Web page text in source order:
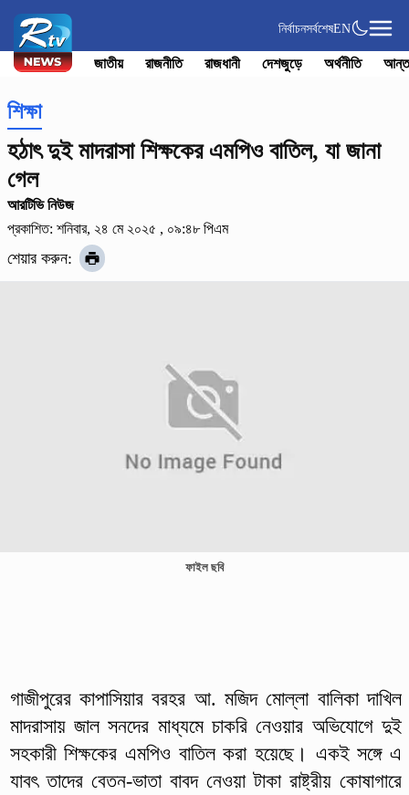
নির্বাচনসর্বশেষEN
জাতীয় রাজনীতি রাজধানী দেশজুড়ে অর্থনীতি
শিক্ষা
হঠাৎ দুই মাদরাসা শিক্ষকের এমপিও বাতিল, যা জানা
গেল
আরটিভি নিউজ
প্রকাশিত: শনিবার, ২৪ মে ২০২৫ , ০৯:৪৮ পিএম
শেয়ার করুন:
ফাইল ছবি
গাজীপুরের কাপাসিয়ার বরহর আ. মজিদ মোল্লা বালিকা দাখিল
মাদরাসায় জাল সনদের মাধ্যমে চাকরি নেওয়ার অভিযোগে দুই
সহকারী শিক্ষকের এমপিও বাতিল করা হয়েছে। একই সঙ্গে এ
যাবৎ তাদের বেতন-ভাতা বাবদ নেওয়া টাকা রাষ্ট্রীয় কোষাগারে